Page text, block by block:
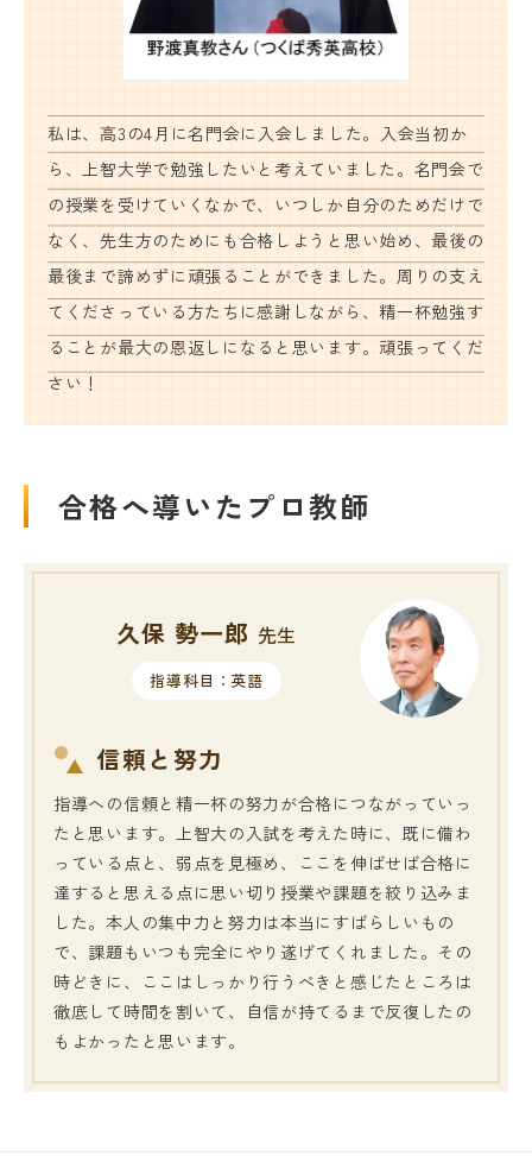
名門会 公式SNS
名門会note「プロが明かす合格のヒン
ト」
資料請求・お問い合わせ
企業・メディアの方はこちら
私は、高3の4月に名門会に入会しました。入会当初か
ら、上智大学で勉強したいと考えていました。名門会で
の授業を受けていくなかで、いつしか自分のためだけで
なく、先生方のためにも合格しようと思い始め、最後の
最後まで諦めずに頑張ることができました。周りの支え
てくださっている方たちに感謝しながら、精一杯勉強す
ることが最大の恩返しになると思います。頑張ってくだ
さい！
合格へ導いたプロ教師
久保 勢一郎 先生
指導科目：英語
信頼と努力
指導への信頼と精一杯の努力が合格につながっていっ
たと思います。上智大の入試を考えた時に、既に備わ
っている点と、弱点を見極め、ここを伸ばせば合格に
達すると思える点に思い切り授業や課題を絞り込みま
した。本人の集中力と努力は本当にすばらしいもの
で、課題もいつも完全にやり遂げてくれました。その
時どきに、ここはしっかり行うべきと感じたところは
徹底して時間を割いて、自信が持てるまで反復したの
もよかったと思います。